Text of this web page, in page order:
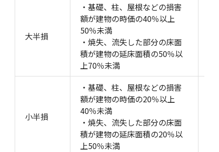
大半損
・基礎、柱、屋根などの損害
額が建物の時価の40％以上
50％未満
・焼失、流失した部分の床面
積が建物の延床面積の50％以
上70％未満
小半損
・基礎、柱、屋根などの損害
額が建物の時価の20％以上
40％未満
・焼失、流失した部分の床面
積が建物の延床面積の20％以
上50％未満